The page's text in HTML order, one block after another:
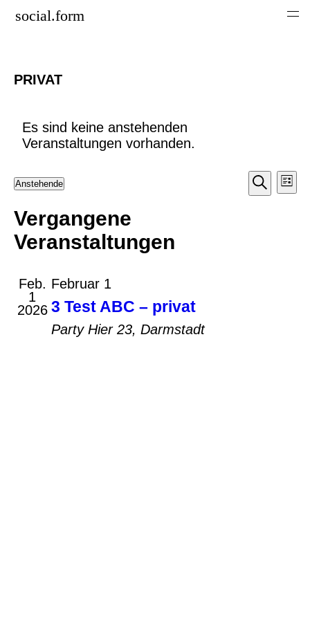
social.form
PRIVAT
Es sind keine anstehenden
Veranstaltungen vorhanden.
Suche
Liste
Anstehende
wählen.
Vergangene
Veranstaltungen
Feb.
1
2026
Februar 1
3 Test ABC – privat
Party Hier 23, Darmstadt